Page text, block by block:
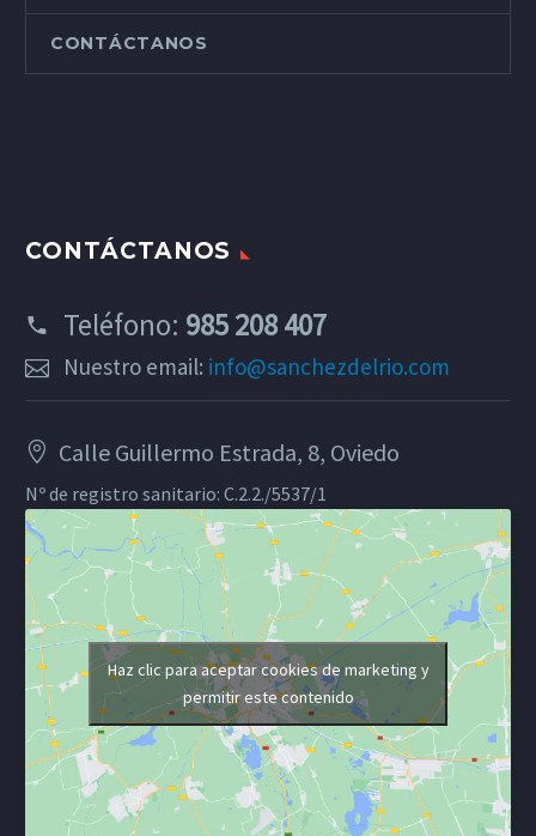
CONTÁCTANOS
CONTÁCTANOS
Teléfono: 985 208 407
Nuestro email: info@sanchezdelrio.com
Calle Guillermo Estrada, 8, Oviedo
Nº de registro sanitario: C.2.2./5537/1
Haz clic para aceptar cookies de marketing y
permitir este contenido